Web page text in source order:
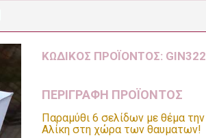
ΚΩΔΙΚΌΣ ΠΡΟΪΌΝΤΟΣ: GIN322
ΠΕΡΙΓΡΑΦΗ ΠΡΟΪΟΝΤΟΣ
Παραμύθι 6 σελίδων με θέμα την
Αλίκη στη χώρα των θαυματων!